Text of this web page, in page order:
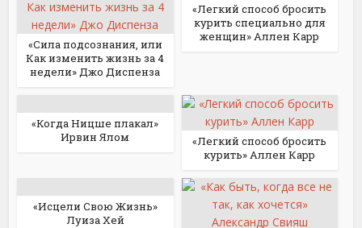
«Сила подсознания, или
Как изменить жизнь за 4
недели» Джо Диспенза
«Легкий способ бросить
курить специально для
женщин» Аллен Карр
«Когда Ницше плакал»
Ирвин Ялом
«Легкий способ бросить
курить» Аллен Карр
«Исцели Свою Жизнь»
Луиза Хей